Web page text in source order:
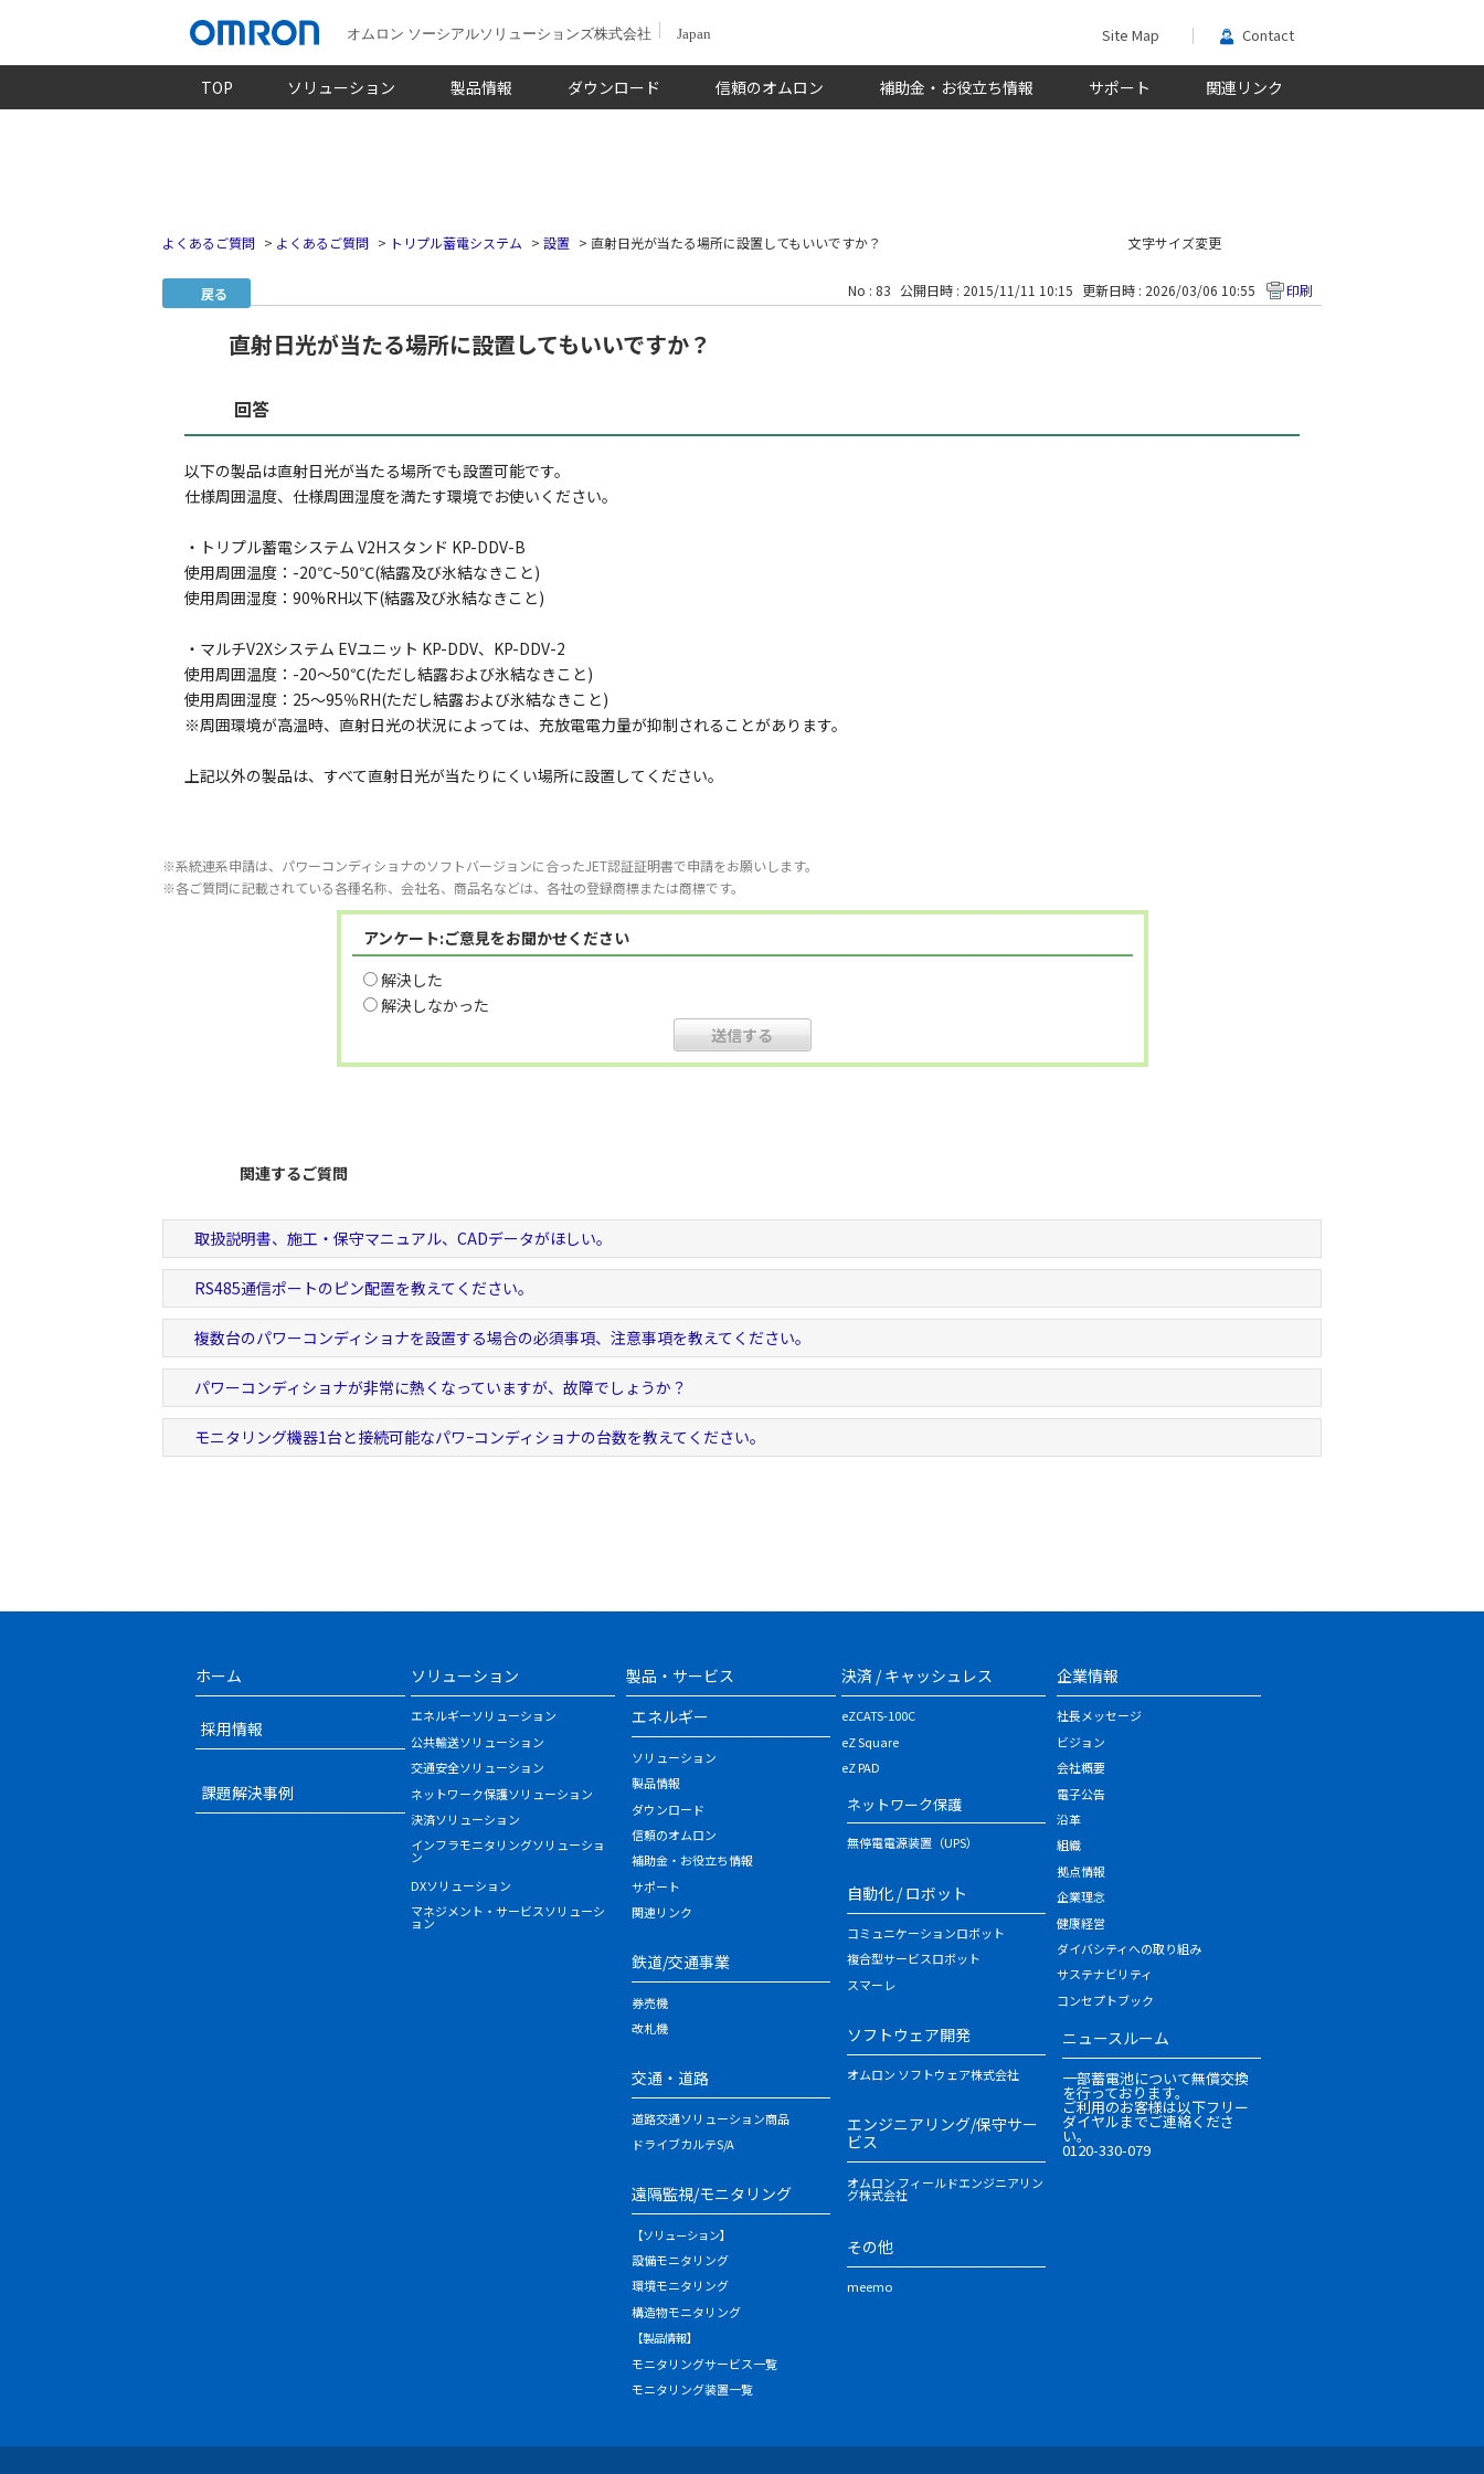
オムロン ソーシアルソリューションズ株式会社 Japan Site Map Contact
TOP ソリューション 製品情報 ダウンロード 信頼のオムロン 補助金・お役立ち情報 サポート 関連リンク
文字サイズ変更
よくあるご質問 > よくあるご質問 > トリプル蓄電システム > 設置 > 直射日光が当たる場所に設置してもいいですか？
戻る No : 83 公開日時 : 2015/11/11 10:15 更新日時 : 2026/03/06 10:55 印刷
直射日光が当たる場所に設置してもいいですか？
回答
以下の製品は直射日光が当たる場所でも設置可能です。
仕様周囲温度、仕様周囲湿度を満たす環境でお使いください。
・トリプル蓄電システム V2Hスタンド KP-DDV-B
使用周囲温度：-20℃~50℃(結露及び氷結なきこと)
使用周囲湿度：90%RH以下(結露及び氷結なきこと)
・マルチV2Xシステム EVユニット KP-DDV、KP-DDV-2
使用周囲温度：-20～50℃(ただし結露および氷結なきこと)
使用周囲湿度：25～95％RH(ただし結露および氷結なきこと)
※周囲環境が高温時、直射日光の状況によっては、充放電電力量が抑制されることがあります。
上記以外の製品は、すべて直射日光が当たりにくい場所に設置してください。
※系統連系申請は、パワーコンディショナのソフトバージョンに合ったJET認証証明書で申請をお願いします。
※各ご質問に記載されている各種名称、会社名、商品名などは、各社の登録商標または商標です。
アンケート:ご意見をお聞かせください
解決した
解決しなかった
関連するご質問
取扱説明書、施工・保守マニュアル、CADデータがほしい。
RS485通信ポートのピン配置を教えてください。
複数台のパワーコンディショナを設置する場合の必須事項、注意事項を教えてください。
パワーコンディショナが非常に熱くなっていますが、故障でしょうか？
モニタリング機器1台と接続可能なパワｰコンディショナの台数を教えてください。
ホーム
採用情報
課題解決事例
ソリューション
エネルギーソリューション
公共輸送ソリューション
交通安全ソリューション
ネットワーク保護ソリューション
決済ソリューション
インフラモニタリングソリューショ
ン
DXソリューション
マネジメント・サービスソリューシ
ョン
製品・サービス
エネルギー
ソリューション
製品情報
ダウンロード
信頼のオムロン
補助金・お役立ち情報
サポート
関連リンク
鉄道/交通事業
券売機
改札機
交通・道路
道路交通ソリューション商品
ドライブカルテS/A
遠隔監視/モニタリング
【ソリューション】
設備モニタリング
環境モニタリング
構造物モニタリング
【製品情報】
モニタリングサービス一覧
モニタリング装置一覧
決済 / キャッシュレス
eZCATS-100C
eZ Square
eZ PAD
ネットワーク保護
無停電電源装置（UPS）
自動化 / ロボット
コミュニケーションロボット
複合型サービスロボット
スマーレ
ソフトウェア開発
オムロン ソフトウェア株式会社
エンジニアリング/保守サー
ビス
オムロン フィールドエンジニアリン
グ株式会社
その他
meemo
企業情報
社長メッセージ
ビジョン
会社概要
電子公告
沿革
組織
拠点情報
企業理念
健康経営
ダイバシティへの取り組み
サステナビリティ
コンセプトブック
ニュースルーム
一部蓄電池について無償交換
を行っております。
ご利用のお客様は以下フリー
ダイヤルまでご連絡くださ
い。
0120-330-079